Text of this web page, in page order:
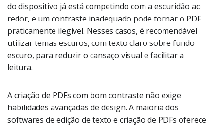
do dispositivo já está competindo com a escuridão ao
redor, e um contraste inadequado pode tornar o PDF
praticamente ilegível. Nesses casos, é recomendável
utilizar temas escuros, com texto claro sobre fundo
escuro, para reduzir o cansaço visual e facilitar a
leitura.
A criação de PDFs com bom contraste não exige
habilidades avançadas de design. A maioria dos
softwares de edição de texto e criação de PDFs oferece